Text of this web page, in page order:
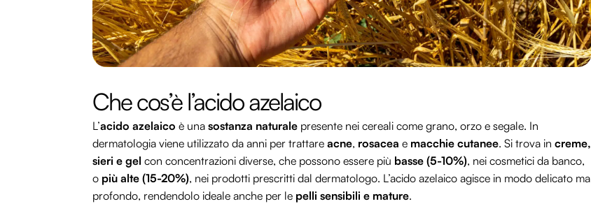
Che cos’è l’acido azelaico
L’acido azelaico è una sostanza naturale presente nei cereali come grano, orzo e segale. In
dermatologia viene utilizzato da anni per trattare acne, rosacea e macchie cutanee. Si trova in creme,
sieri e gel con concentrazioni diverse, che possono essere più basse (5-10%), nei cosmetici da banco,
o più alte (15-20%), nei prodotti prescritti dal dermatologo. L’acido azelaico agisce in modo delicato ma
profondo, rendendolo ideale anche per le pelli sensibili e mature.